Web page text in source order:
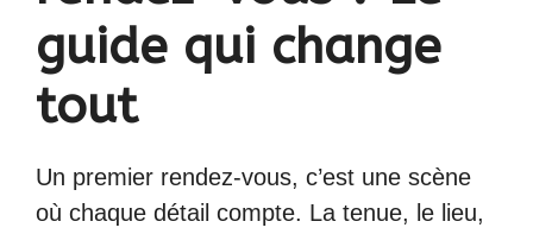
guide qui change
tout
Un premier rendez-vous, c’est une scène
où chaque détail compte. La tenue, le lieu,